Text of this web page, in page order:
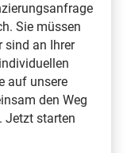
Sie müssen
sind an Ihrer
auf unsere
den Weg
Jetzt starten